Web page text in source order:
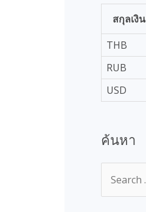
สกุลเงิน
THB
RUB
USD
ค้นหา